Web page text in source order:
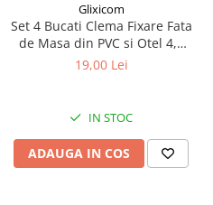
Glixicom
Set 4 Bucati Clema Fixare Fata
de Masa din PVC si Otel 4,5
cm x 4 cm Verde G Glixicom®
19,00 Lei
IN STOC
ADAUGA IN COS